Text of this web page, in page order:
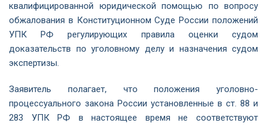
квалифицированной юридической помощью по вопросу
обжалования в Конституционном Суде России положений
УПК РФ регулирующих правила оценки судом
доказательств по уголовному делу и назначения судом
экспертизы.
Заявитель полагает, что положения уголовно-
процессуального закона России установленные в ст. 88 и
283 УПК РФ в настоящее время не соответствуют